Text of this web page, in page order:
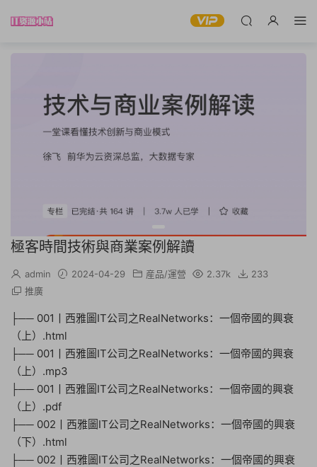
極客時間技術與商業案例解讀
admin 2024-04-29 産品/運營 2.37k
233
推廣
├── 001丨西雅圖IT公司之RealNetworks：一個帝國的興衰
（上）.html
├── 001丨西雅圖IT公司之RealNetworks：一個帝國的興衰
（上）.mp3
├── 001丨西雅圖IT公司之RealNetworks：一個帝國的興衰
（上）.pdf
├── 002丨西雅圖IT公司之RealNetworks：一個帝國的興衰
（下）.html
├── 002丨西雅圖IT公司之RealNetworks：一個帝國的興衰